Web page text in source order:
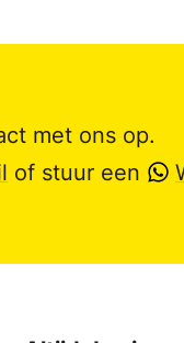
met ons op.
of stuur een